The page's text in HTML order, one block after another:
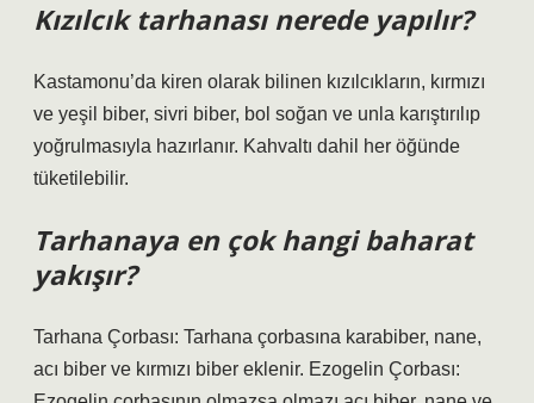
Kızılcık tarhanası nerede yapılır?
Kastamonu’da kiren olarak bilinen kızılcıkların, kırmızı
ve yeşil biber, sivri biber, bol soğan ve unla karıştırılıp
yoğrulmasıyla hazırlanır. Kahvaltı dahil her öğünde
tüketilebilir.
Tarhanaya en çok hangi baharat
yakışır?
Tarhana Çorbası: Tarhana çorbasına karabiber, nane,
acı biber ve kırmızı biber eklenir. Ezogelin Çorbası: